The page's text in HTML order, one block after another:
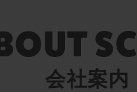
会社案内